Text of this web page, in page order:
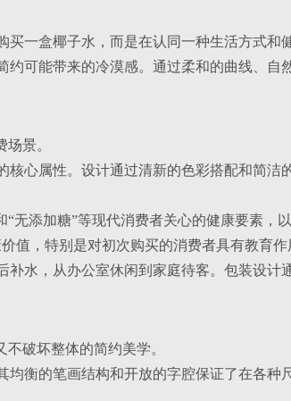
一盒椰子水，而是在认同一种生活方式和
可能带来的冷漠感。通过柔和的曲线、自
景。
心属性。设计通过清新的色彩搭配和简洁
无添加糖”等现代消费者关心的健康要素，
值，特别是对初次购买的消费者具有教育作
水，从办公室休闲到家庭待客。包装设计
破坏整体的简约美学。
衡的笔画结构和开放的字腔保证了在各种